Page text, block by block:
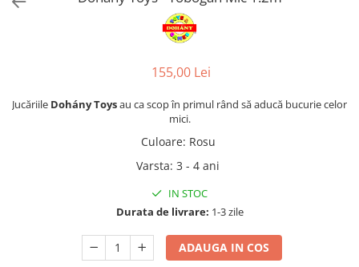
155,00 Lei
Jucăriile Dohány Toysau ca scop în primul rând să aducă bucurie celor
mici.
Culoare: Rosu
Varsta: 3 - 4 ani
IN STOC
Durata de livrare: 1-3 zile
ADAUGA IN COS